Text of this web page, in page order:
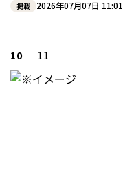
掲載 2026年07月07日 11:01
10 11